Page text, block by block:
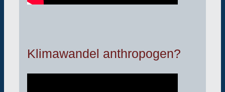
Klimawandel anthropogen?